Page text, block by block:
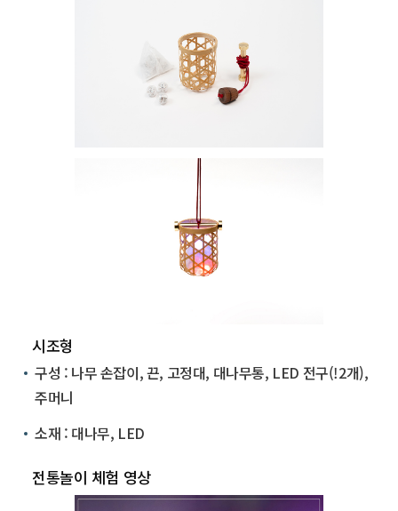
시조형
구성 : 나무 손잡이, 끈, 고정대, 대나무통, LED 전구(!2개),
주머니
소재 : 대나무, LED
전통놀이 체험 영상